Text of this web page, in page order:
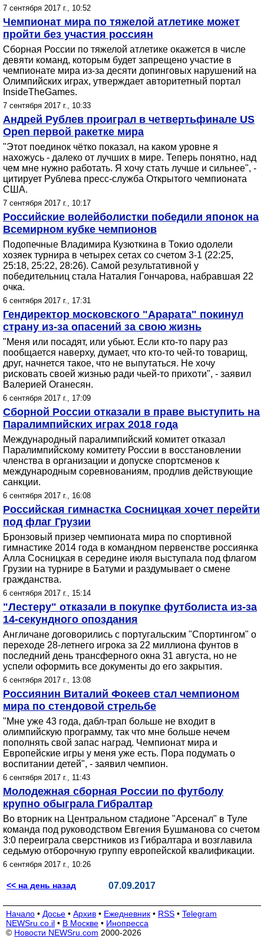
7 сентября 2017 г., 10:52
Чемпионат мира по тяжелой атлетике может
пройти без участия россиян
Сборная России по тяжелой атлетике окажется в числе
девяти команд, которым будет запрещено участие в
чемпионате мира из-за десяти допинговых нарушений на
Олимпийских играх, утверждает авторитетный портал
InsideTheGames.
7 сентября 2017 г., 10:33
Андрей Рублев проиграл в четвертьфинале US
Open первой ракетке мира
"Этот поединок чётко показал, на каком уровне я
нахожусь - далеко от лучших в мире. Теперь понятно, над
чем мне нужно работать. Я хочу стать лучше и сильнее", -
цитирует Рублева пресс-служба Открытого чемпионата
США.
7 сентября 2017 г., 10:17
Российские волейболистки победили японок на
Всемирном кубке чемпионов
Подопечные Владимира Кузюткина в Токио одолели
хозяек турнира в четырех сетах со счетом 3-1 (22:25,
25:18, 25:22, 28:26). Самой результативной у
победительниц стала Наталия Гончарова, набравшая 22
очка.
6 сентября 2017 г., 17:31
Гендиректор московского "Арарата" покинул
страну из-за опасений за свою жизнь
"Меня или посадят, или убьют. Если кто-то пару раз
пообщается наверху, думает, что кто-то чей-то товарищ,
друг, начнется такое, что не выпутаться. Не хочу
рисковать своей жизнью ради чьей-то прихоти", - заявил
Валерией Оганесян.
6 сентября 2017 г., 17:09
Сборной России отказали в праве выступить на
Паралимпийских играх 2018 года
Международный паралимпийский комитет отказал
Паралимпийскому комитету России в восстановлении
членства в организации и допуске спортсменов к
международным соревнованиям, продлив действующие
санкции.
6 сентября 2017 г., 16:08
Российская гимнастка Сосницкая хочет перейти
под флаг Грузии
Бронзовый призер чемпионата мира по спортивной
гимнастике 2014 года в командном первенстве россиянка
Алла Сосницкая в середине июля выступала под флагом
Грузии на турнире в Батуми и раздумывает о смене
гражданства.
6 сентября 2017 г., 15:14
"Лестеру" отказали в покупке футболиста из-за
14-секундного опоздания
Англичане договорились с португальским "Спортингом" о
переходе 28-летнего игрока за 22 миллиона фунтов в
последний день трансферного окна 31 августа, но не
успели оформить все документы до его закрытия.
6 сентября 2017 г., 13:08
Россиянин Виталий Фокеев стал чемпионом
мира по стендовой стрельбе
"Мне уже 43 года, дабл-трап больше не входит в
олимпийскую программу, так что мне больше нечем
пополнять свой запас наград. Чемпионат мира и
Европейские игры у меня уже есть. Пора подумать о
воспитании детей", - заявил чемпион.
6 сентября 2017 г., 11:43
Молодежная сборная России по футболу
крупно обыграла Гибралтар
Во вторник на Центральном стадионе "Арсенал" в Туле
команда под руководством Евгения Бушманова со счетом
3:0 переиграла сверстников из Гибралтара и возглавила
седьмую отборочную группу европейской квалификации.
6 сентября 2017 г., 10:26
<< на день назад 07.09.2017
Начало • Досье • Архив • Ежедневник • RSS • Telegram
NEWSru.co.il • В Москве • Инопресса
© Новости NEWSru.com 2000-2026